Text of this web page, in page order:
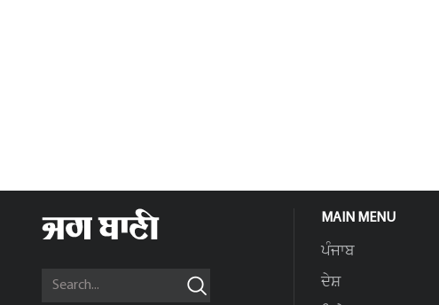
MAIN MENU
ਪੰਜਾਬ
ਦੇਸ਼